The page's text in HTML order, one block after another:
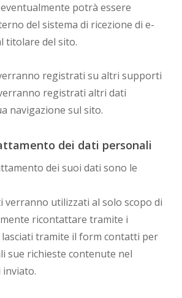
potrà essere
del sistema di ricezione di e-
titolare del sito.
registrati su altri supporti
registrati altri dati
navigazione sul sito.
dei dati personali
dei suoi dati sono le
verranno utilizzati al solo scopo di
ricontattare tramite i
tramite il form contatti per
sue richieste contenute nel
inviato.